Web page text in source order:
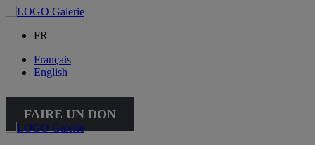
FR
Français
English
FAIRE UN DON